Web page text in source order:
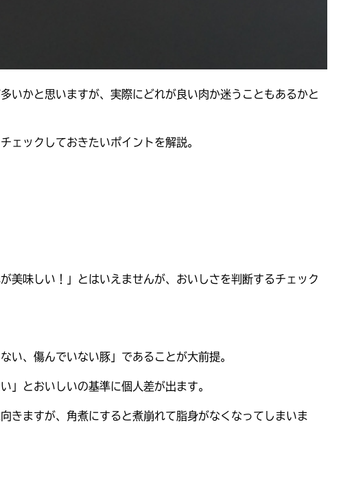
いかと思いますが、実際にどれが良い肉か迷うこともあるかと
ェックしておきたいポイントを解説。
美味しい！」とはいえませんが、おいしさを判断するチェック
い、傷んでいない豚」であることが大前提。
」とおいしいの基準に個人差が出ます。
きますが、角煮にすると煮崩れて脂身がなくなってしまいま